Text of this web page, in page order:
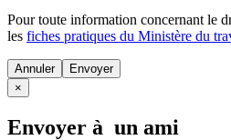
Pour toute information concernant le
les fiches pratiques du Ministère du
Annuler
×
Envoyer à un ami